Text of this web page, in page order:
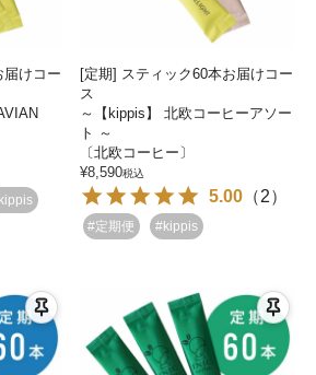
届けコー
[定期] スティック60本お届けコー
ス
～【kippis】 北欧コーヒーアソー
ト ～
〔北欧コーヒー〕
¥8,590税込
5.00 （2）
#定期便 #kippis